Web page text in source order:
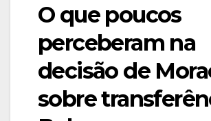
O que poucos
perceberam na
decisão de
sobre